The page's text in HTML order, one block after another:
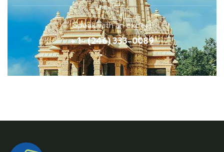
Speak with an expert
+ 1- (246) 333-0089